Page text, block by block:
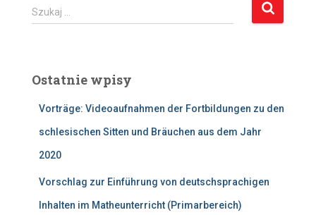
S
z
j
Szukaj …
Ostatnie wpisy
Vorträge: Videoaufnahmen der Fortbildungen zu den
schlesischen Sitten und Bräuchen aus dem Jahr
2020
Vorschlag zur Einführung von deutschsprachigen
Inhalten im Matheunterricht (Primarbereich)